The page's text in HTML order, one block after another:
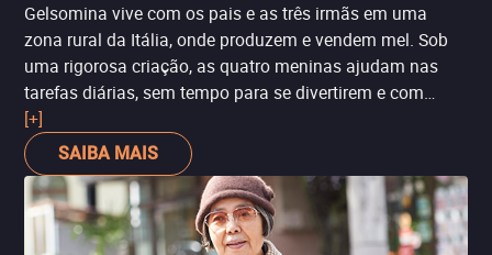
Gelsomina vive com os pais e as três irmãs em uma
zona rural da Itália, onde produzem e vendem mel. Sob
uma rigorosa criação, as quatro meninas ajudam nas
tarefas diárias, sem tempo para se divertirem e com
pouca perspectiva de futuro. Este é um filme sobre a
família, abordando uma miríade de sentimentos e
situações enquanto seus integrantes tentam manter um
estilo de vida tradicional. Tudo com uma visão poética
da diretora Alice Rohrwacher.
[+]
SAIBA MAIS